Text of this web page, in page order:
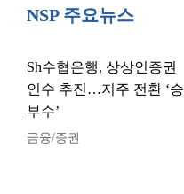
NSP 주요뉴스
Sh수협은행, 상상인증권
인수 추진…지주 전환 ‘승
부수’
금융/증권